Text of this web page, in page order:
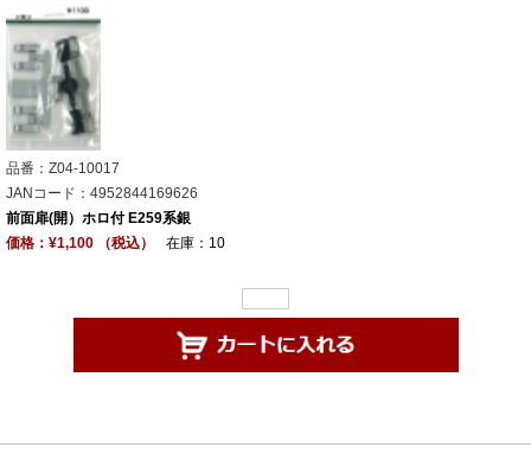
品番：Z04-10017
JANコード：4952844169626
前面扉(開）ホロ付 E259系銀
価格：¥1,100 （税込）
在庫：10